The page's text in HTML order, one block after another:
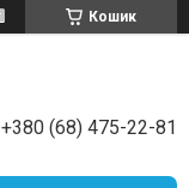
Кошик
+380 (68) 475-22-81